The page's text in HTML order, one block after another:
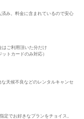
み。料金に含まれているので安心
はご利用頂いた分だけ
トカードのみ対応）
天候不良などのレンタルキャンセ
定でお好きなプランをチョイス。